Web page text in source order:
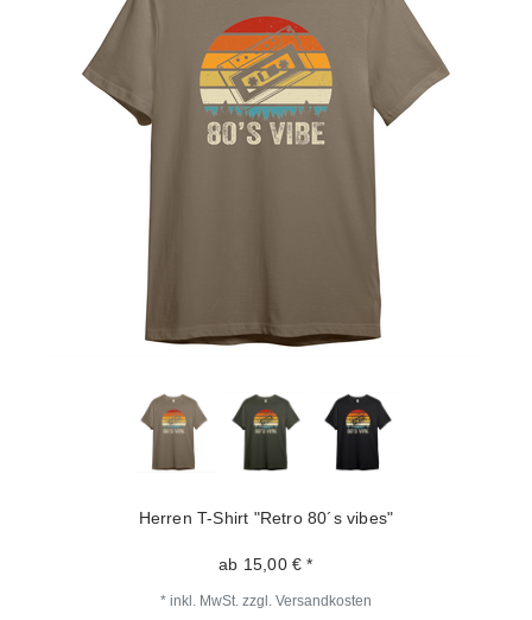
Herren T-Shirt "Retro 80´s vibes"
ab 15,00 € *
* inkl. MwSt. zzgl. Versandkosten